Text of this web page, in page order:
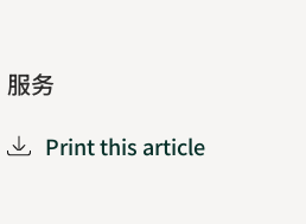
服务
Print this article